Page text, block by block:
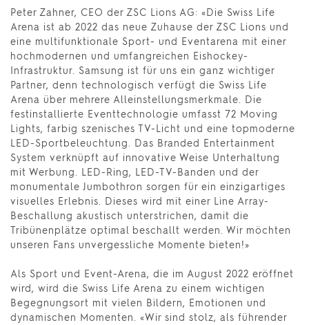
Peter Zahner, CEO der ZSC Lions AG: «Die Swiss Life
Arena ist ab 2022 das neue Zuhause der ZSC Lions und
eine multifunktionale Sport- und Eventarena mit einer
hochmodernen und umfangreichen Eishockey-
Infrastruktur. Samsung ist für uns ein ganz wichtiger
Partner, denn technologisch verfügt die Swiss Life
Arena über mehrere Alleinstellungsmerkmale. Die
festinstallierte Eventtechnologie umfasst 72 Moving
Lights, farbig szenisches TV-Licht und eine topmoderne
LED-Sportbeleuchtung. Das Branded Entertainment
System verknüpft auf innovative Weise Unterhaltung
mit Werbung. LED-Ring, LED-TV-Banden und der
monumentale Jumbothron sorgen für ein einzigartiges
visuelles Erlebnis. Dieses wird mit einer Line Array-
Beschallung akustisch unterstrichen, damit die
Tribünenplätze optimal beschallt werden. Wir möchten
unseren Fans unvergessliche Momente bieten!»
Als Sport und Event-Arena, die im August 2022 eröffnet
wird, wird die Swiss Life Arena zu einem wichtigen
Begegnungsort mit vielen Bildern, Emotionen und
dynamischen Momenten. «Wir sind stolz, als führender